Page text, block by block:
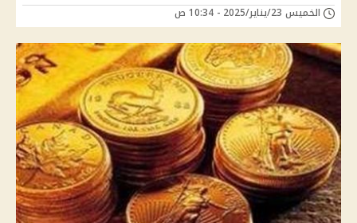
الخميس 23/يناير/2025 - 10:34 ص